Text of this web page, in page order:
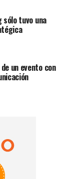
sólo tuvo una
un evento con